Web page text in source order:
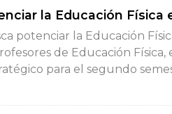
la Educación Física
potenciar la Educación
de Educación
para el segundo